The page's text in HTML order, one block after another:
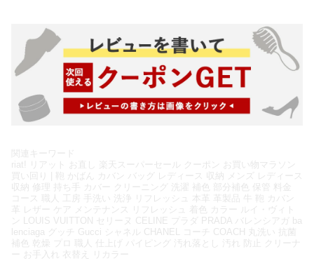
関連キーワード
riat! リアット お直し 楽天スーパーセール クーポン お買い物マラソン
買い回り | 鞄 かばん カバン バッグ レディース 収納 メンズ レディース
収納 修理 持ち手 カバー クリーニング 洗濯 補色 部分補色 保管 料金
コース 職人 工房 手洗い 洗浄 リフレッシュ 本革 革製品 牛 鞄 カバン
革 レザー ケア メンテナンス リフレッシュ 着色 カラー ルイ・ヴィト
ン LOUIS VUITTON セリーヌ CELINE プラダ PRADA バレンシアガ ba
lenciaga グッチ Gucci シャネル CHANEL コーチ COACH 丸洗い 抗菌
補色 乾燥 プロ 職人 仕上げ パイピング 汚れ落とし 汚れ 防止 クリーナ
ー お手入れ 衣替え リカラー